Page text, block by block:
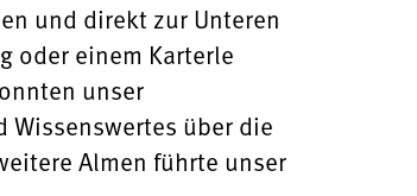
und direkt zur Unteren
oder einem Karterle
unser
Wissenswertes über die
Almen führte unser